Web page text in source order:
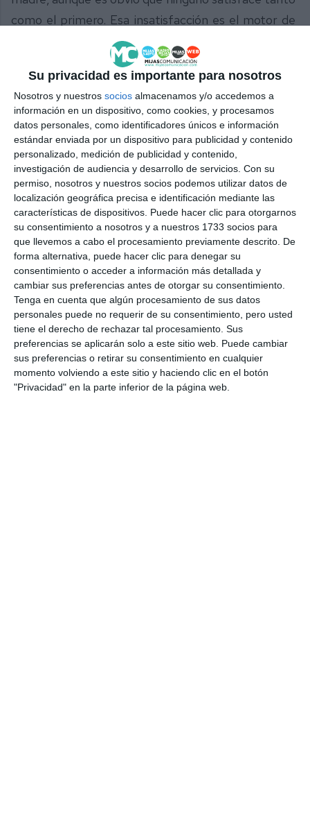
Su privacidad es importante para nosotros
Nosotros y nuestros socios almacenamos y/o accedemos a
información en un dispositivo, como cookies, y procesamos
datos personales, como identificadores únicos e información
estándar enviada por un dispositivo para publicidad y contenido
personalizado, medición de publicidad y contenido,
investigación de audiencia y desarrollo de servicios. Con su
permiso, nosotros y nuestros socios podemos utilizar datos de
localización geográfica precisa e identificación mediante las
características de dispositivos. Puede hacer clic para otorgarnos
su consentimiento a nosotros y a nuestros 1733 socios para
que llevemos a cabo el procesamiento previamente descrito. De
forma alternativa, puede hacer clic para denegar su
consentimiento o acceder a información más detallada y
cambiar sus preferencias antes de otorgar su consentimiento.
Tenga en cuenta que algún procesamiento de sus datos
personales puede no requerir de su consentimiento, pero usted
tiene el derecho de rechazar tal procesamiento. Sus
preferencias se aplicarán solo a este sitio web. Puede cambiar
sus preferencias o retirar su consentimiento en cualquier
momento volviendo a este sitio y haciendo clic en el botón
"Privacidad" en la parte inferior de la página web.
como el primero. Esa insatisfacción es el motor de
Comparte esta noticia desde el siguiente enlace:
https://mijascom.com/?a=296